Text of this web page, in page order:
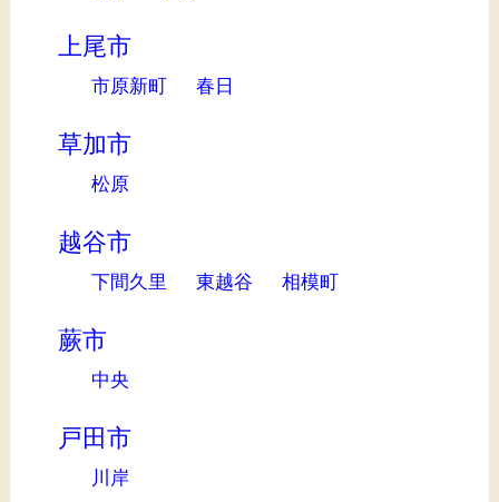
上尾市
市原新町 春日
草加市
松原
越谷市
下間久里 東越谷 相模町
蕨市
中央
戸田市
川岸